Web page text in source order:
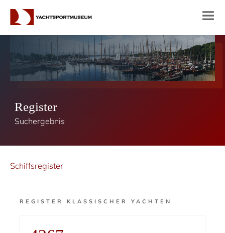
Register
Suchergebnis
Schiffsregister
REGISTER KLASSISCHER YACHTEN